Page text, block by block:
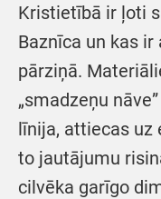
Kristietībā ir ļoti
Baznīca un kas
pārziņā.
„smadzeņu
līnija, attiecas uz
to jautājumu
cilvēka garīgo